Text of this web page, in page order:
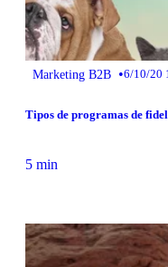
Marketing B2B •6/10/20
Tipos de programas de
5 min